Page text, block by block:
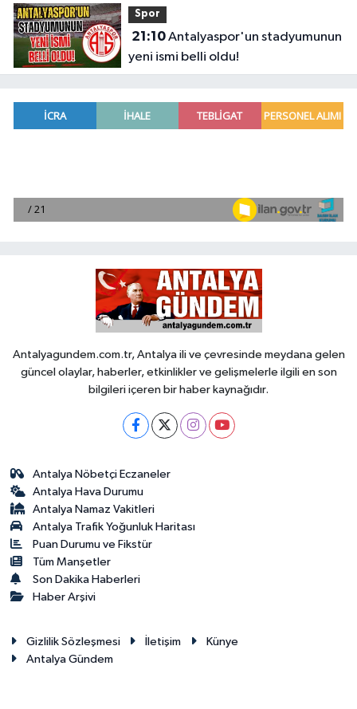
Spor
21:10Antalyaspor'un stadyumunun
yeni ismi belli oldu!
Antalyagundem.com.tr, Antalya ili ve çevresinde meydana gelen
güncel olaylar, haberler, etkinlikler ve gelişmelerle ilgili en son
bilgileri içeren bir haber kaynağıdır.
Antalya Nöbetçi Eczaneler
Antalya Hava Durumu
Antalya Namaz Vakitleri
Antalya Trafik Yoğunluk Haritası
Puan Durumu ve Fikstür
Tüm Manşetler
Son Dakika Haberleri
Haber Arşivi
Gizlilik Sözleşmesi İletişim
Künye
Antalya Gündem